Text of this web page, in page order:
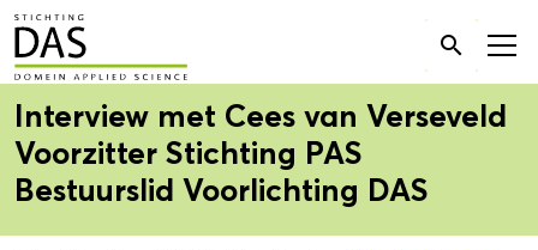
Zoek
naar:

Interview met Cees van Verseveld
Voorzitter Stichting PAS
Bestuurslid Voorlichting DAS